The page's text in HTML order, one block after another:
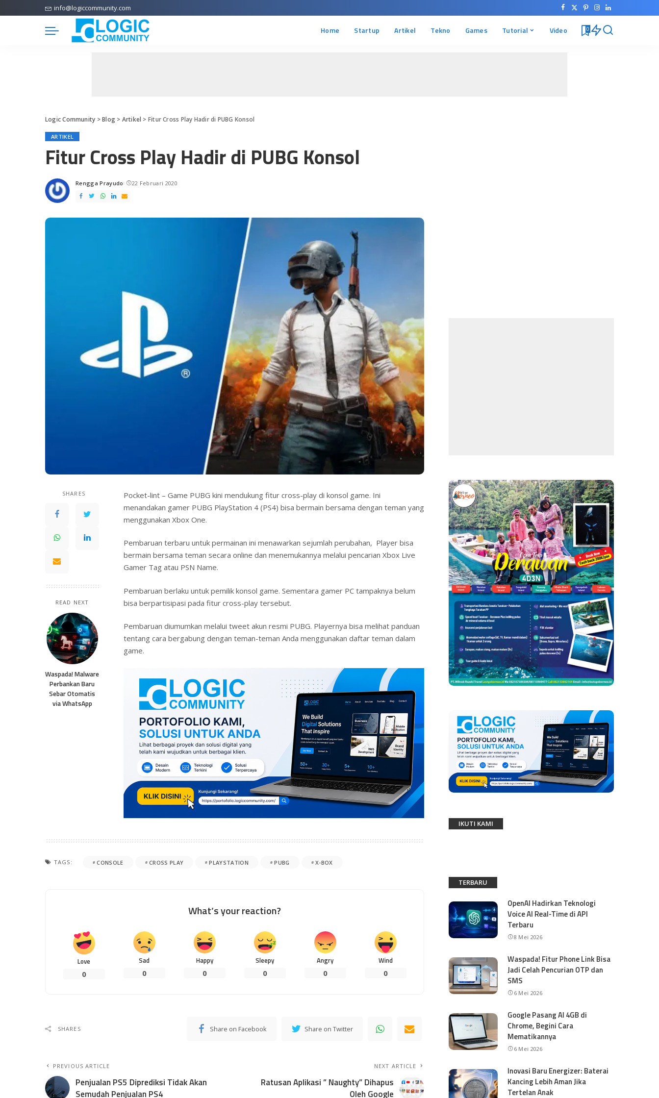
info@logiccommunity.com
Home Startup Artikel Tekno Games Tutorial Video 0
Logic Community >Blog> Artikel > Fitur Cross Play Hadir di PUBG Konsol
ARTIKEL
Fitur Cross Play Hadir di PUBG Konsol
Posted
by
Rengga Prayudo 22 Februari 2020
SHARES
READ NEXT
Waspada! Malware
Perbankan Baru
Sebar Otomatis
via WhatsApp
Pocket-lint – Game PUBG kini mendukung fitur cross-play di konsol game. Ini
menandakan gamer PUBG PlayStation 4 (PS4) bisa bermain bersama dengan teman yang
menggunakan Xbox One.
Pembaruan terbaru untuk permainan ini menawarkan sejumlah perubahan, Player bisa
bermain bersama teman secara online dan menemukannya melalui pencarian Xbox Live
Gamer Tag atau PSN Name.
Pembaruan berlaku untuk pemilik konsol game. Sementara gamer PC tampaknya belum
bisa berpartisipasi pada fitur cross-play tersebut.
Pembaruan diumumkan melalui tweet akun resmi PUBG. Playernya bisa melihat panduan
tentang cara bergabung dengan teman-teman Anda menggunakan daftar teman dalam
game.
TAGS: CONSOLE CROSS PLAY PLAYSTATION PUBG X-BOX
What’s your reaction?
Love
0
Sad
0
Happy
0
Sleepy
0
Angry
0
Wind
0
SHARES Share on Facebook Share on Twitter
PREVIOUS ARTICLE
Penjualan PS5 Diprediksi Tidak Akan
Semudah Penjualan PS4
NEXT ARTICLE
Ratusan Aplikasi ” Naughty” Dihapus
Oleh Google
IKUTI KAMI
TERBARU
OpenAI Hadirkan Teknologi
Voice AI Real-Time di API
Terbaru
8 Mei 2026
Waspada! Fitur Phone Link Bisa
Jadi Celah Pencurian OTP dan
SMS
6 Mei 2026
Google Pasang AI 4GB di
Chrome, Begini Cara
Mematikannya
6 Mei 2026
Inovasi Baru Energizer: Baterai
Kancing Lebih Aman Jika
Tertelan Anak